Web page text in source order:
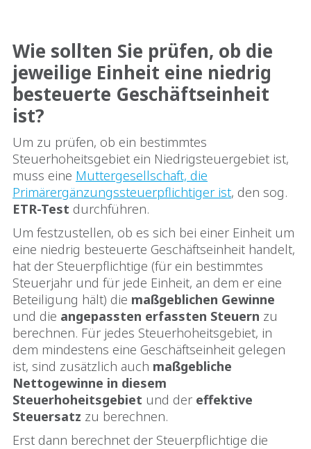
Wie sollten Sie prüfen, ob die
jeweilige Einheit eine niedrig
besteuerte Geschäftseinheit
ist?
Um zu prüfen, ob ein bestimmtes
Steuerhoheitsgebiet ein Niedrigsteuergebiet ist,
muss eine Muttergesellschaft, die
Primärergänzungssteuerpflichtiger ist, den sog.
ETR-Test durchführen.
Um festzustellen, ob es sich bei einer Einheit um
eine niedrig besteuerte Geschäftseinheit handelt,
hat der Steuerpflichtige (für ein bestimmtes
Steuerjahr und für jede Einheit, an dem er eine
Beteiligung hält) die maßgeblichen Gewinne
und die angepassten erfassten Steuern zu
berechnen. Für jedes Steuerhoheitsgebiet, in
dem mindestens eine Geschäftseinheit gelegen
ist, sind zusätzlich auch maßgebliche
Nettogewinne in diesem
Steuerhoheitsgebiet und der effektive
Steuersatz zu berechnen.
Erst dann berechnet der Steuerpflichtige die